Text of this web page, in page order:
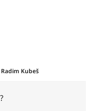
Radim Kubeš